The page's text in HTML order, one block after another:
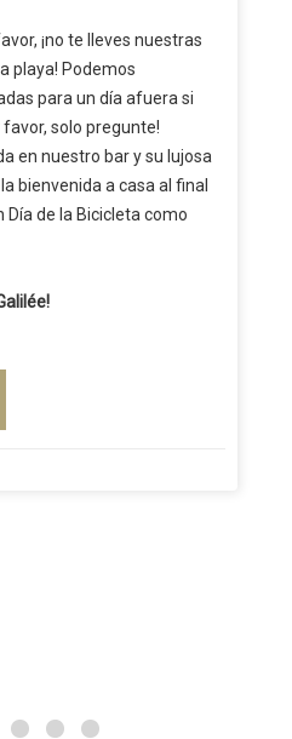
¡no te lleves nuestras
playa! Podemos
para un día afuera si
favor, solo pregunte!
en nuestro bar y su lujosa
bienvenida a casa al final
Día de la Bicicleta como